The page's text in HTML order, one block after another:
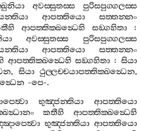
අවස‍්සුතස‍්ස
පුරිසපුග‍්ගලස‍්ස
ආපත‍්තියො
සත‍්තන‍්නං
ආපත‍්තික‍්ඛන්‍ධෙහි සඞ‍්ගහිතා :
අවස‍්සුතස‍්ස
පුරිසපුග‍්ගලස‍්ස
ආපත‍්තියො
සත‍්තන‍්නං
ආපත‍්තික‍්ඛන්‍ධෙහි සඞ‍්ගහිතා :සියා
, සියා ථුල‍්ලච‍්චයාපත‍්තික‍්ඛන්‍ධෙන,
-පෙ-.
භුඤ‍්ජන‍්තියා
ආපත‍්තියො
කතීහි
ආපත‍්තික‍්ඛන්‍ධෙහි
භුඤ‍්ජන‍්තියා ආපත‍්තියො